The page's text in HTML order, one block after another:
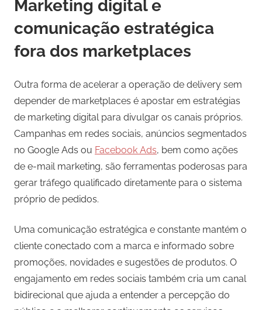
Marketing digital e
comunicação estratégica
fora dos marketplaces
Outra forma de acelerar a operação de delivery sem
depender de marketplaces é apostar em estratégias
de marketing digital para divulgar os canais próprios.
Campanhas em redes sociais, anúncios segmentados
no Google Ads ou Facebook Ads, bem como ações
de e-mail marketing, são ferramentas poderosas para
gerar tráfego qualificado diretamente para o sistema
próprio de pedidos.
Uma comunicação estratégica e constante mantém o
cliente conectado com a marca e informado sobre
promoções, novidades e sugestões de produtos. O
engajamento em redes sociais também cria um canal
bidirecional que ajuda a entender a percepção do